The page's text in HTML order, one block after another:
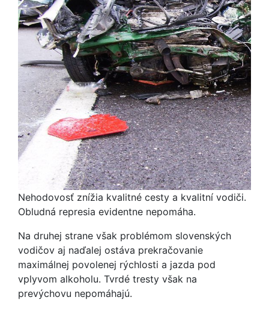
Nehodovosť znížia kvalitné cesty a kvalitní vodiči.
Obludná represia evidentne nepomáha.
Na druhej strane však problémom slovenských
vodičov aj naďalej ostáva prekračovanie
maximálnej povolenej rýchlosti a jazda pod
vplyvom alkoholu. Tvrdé tresty však na
prevýchovu nepomáhajú.